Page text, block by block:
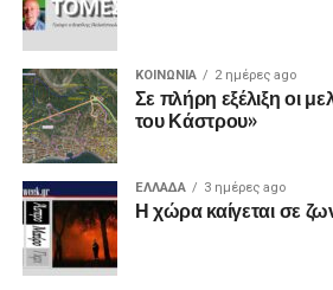
ΚΟΙΝΩΝΙΑ 2 ημέρες ago
Σε πλήρη εξέλιξη οι
του Κάστρου»
ΕΛΛΑΔΑ 3 ημέρες ago
Η χώρα καίγεται σε